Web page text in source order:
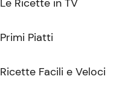
Le Ricette in TV
Primi Piatti
Ricette Facili e Veloci